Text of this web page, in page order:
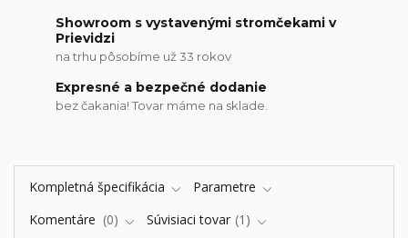
Showroom s vystavenými stromčekami v
Prievidzi
na trhu pôsobíme už 33 rokov
Expresné a bezpečné dodanie
bez čakania! Tovar máme na sklade.
Kompletná špecifikácia
Parametre
Komentáre
0 Súvisiaci tovar 1